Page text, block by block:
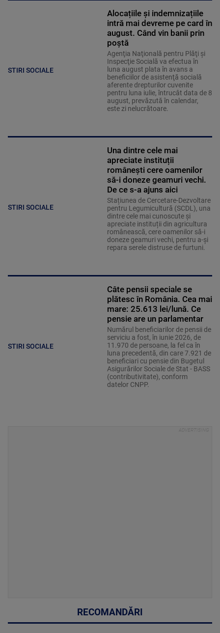
STIRI SOCIALE
Alocațiile și indemnizațiile
intră mai devreme pe card în
august. Când vin banii prin
poștă
Agenţia Naţională pentru Plăţi şi
Inspecţie Socială va efectua în
luna august plata în avans a
beneficiilor de asistenţă socială
aferente drepturilor cuvenite
pentru luna iulie, întrucât data de 8
august, prevăzută în calendar,
este zi nelucrătoare.
STIRI SOCIALE
Una dintre cele mai
apreciate instituții
românești cere oamenilor
să-i doneze geamuri vechi.
De ce s-a ajuns aici
Stațiunea de Cercetare-Dezvoltare
pentru Legumicultură (SCDL), una
dintre cele mai cunoscute și
apreciate instituții din agricultura
românească, cere oamenilor să-i
doneze geamuri vechi, pentru a-și
repara serele distruse de furtuni.
STIRI SOCIALE
Câte pensii speciale se
plătesc în România. Cea mai
mare: 25.613 lei/lună. Ce
pensie are un parlamentar
Numărul beneficiarilor de pensii de
serviciu a fost, în iunie 2026, de
11.970 de persoane, la fel ca în
luna precedentă, din care 7.921 de
beneficiari cu pensie din Bugetul
Asigurărilor Sociale de Stat - BASS
(contributivitate), conform
datelor CNPP.
RECOMANDĂRI